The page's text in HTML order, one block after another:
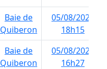
Baie de
Quiberon
05/08/2026
18h15
Baie de
Quiberon
05/08/2026
16h27
Baie de
Quiberon
05/08/2026
18h15
Baie de
Quiberon
05/08/2026
16h27